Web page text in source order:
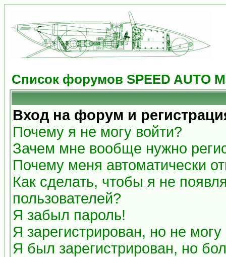
Список форумов SPEED AUTO
Вход на форум и
Почему я не могу войти?
Зачем мне вообще нужно
Почему меня автоматически
Как сделать, чтобы я не
пользователей?
Я забыл пароль!
Я зарегистрирован, но не могу
Я был зарегистрирован, но